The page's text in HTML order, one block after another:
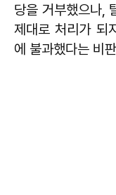
당을 거부했으나,
제대로 처리가 되
에 불과했다는 비